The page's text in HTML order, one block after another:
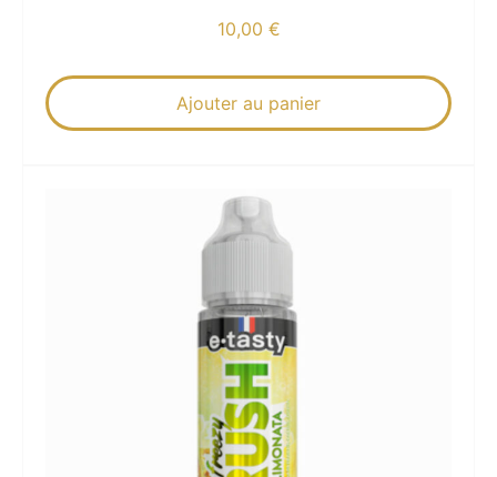
10,00 €
Ajouter au panier